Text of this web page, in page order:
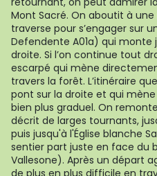
Mont Sacré. On aboutit à
traverse pour s’engager sur
Defendente A01a) qui monte
droite. Si l’on continue tout
escarpé qui mène
travers la forêt. L’itinéraire
pont sur la droite et qui
bien plus graduel. On
décrit de larges tournants,
puis jusqu'à l'Église blanche
sentier part juste en face du
Vallesone). Après un départ
de plus en plus difficile en